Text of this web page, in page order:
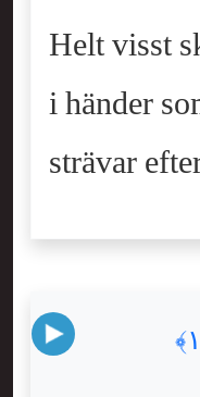
Helt visst
i händer
strävar